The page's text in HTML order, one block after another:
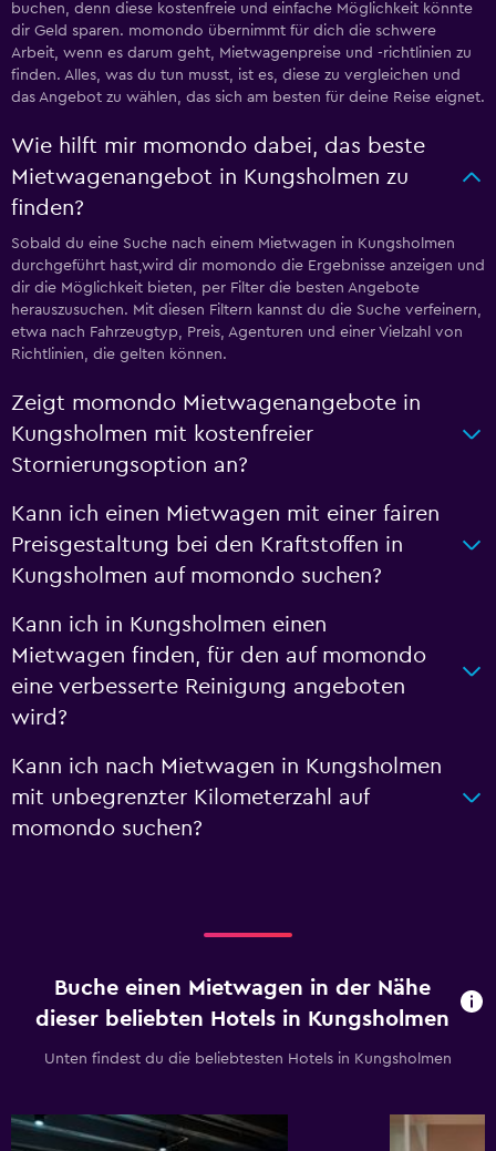
buchen, denn diese kostenfreie und einfache Möglichkeit könnte
dir Geld sparen. momondo übernimmt für dich die schwere
Arbeit, wenn es darum geht, Mietwagenpreise und -richtlinien zu
finden. Alles, was du tun musst, ist es, diese zu vergleichen und
das Angebot zu wählen, das sich am besten für deine Reise eignet.
Wie hilft mir momondo dabei, das beste
Mietwagenangebot in Kungsholmen zu
finden?
Sobald du eine Suche nach einem Mietwagen in Kungsholmen
durchgeführt hast,wird dir momondo die Ergebnisse anzeigen und
dir die Möglichkeit bieten, per Filter die besten Angebote
herauszusuchen. Mit diesen Filtern kannst du die Suche verfeinern,
etwa nach Fahrzeugtyp, Preis, Agenturen und einer Vielzahl von
Richtlinien, die gelten können.
Zeigt momondo Mietwagenangebote in
Kungsholmen mit kostenfreier
Stornierungsoption an?
Kann ich einen Mietwagen mit einer fairen
Preisgestaltung bei den Kraftstoffen in
Kungsholmen auf momondo suchen?
Kann ich in Kungsholmen einen
Mietwagen finden, für den auf momondo
eine verbesserte Reinigung angeboten
wird?
Kann ich nach Mietwagen in Kungsholmen
mit unbegrenzter Kilometerzahl auf
momondo suchen?
Buche einen Mietwagen in der Nähe
dieser beliebten Hotels in Kungsholmen
Unten findest du die beliebtesten Hotels in Kungsholmen